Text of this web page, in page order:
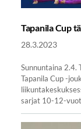
Tapanila Cup
28.3.2023
Sunnuntaina 2.4.
Tapanila Cup -
sarjat 10-12-